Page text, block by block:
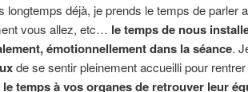
longtemps déjà, je prends le temps de parler
vous allez, etc… le temps de nous
émotionnellement dans la séance.
de se sentir pleinement accueilli pour
le temps à vos organes de retrouver leur